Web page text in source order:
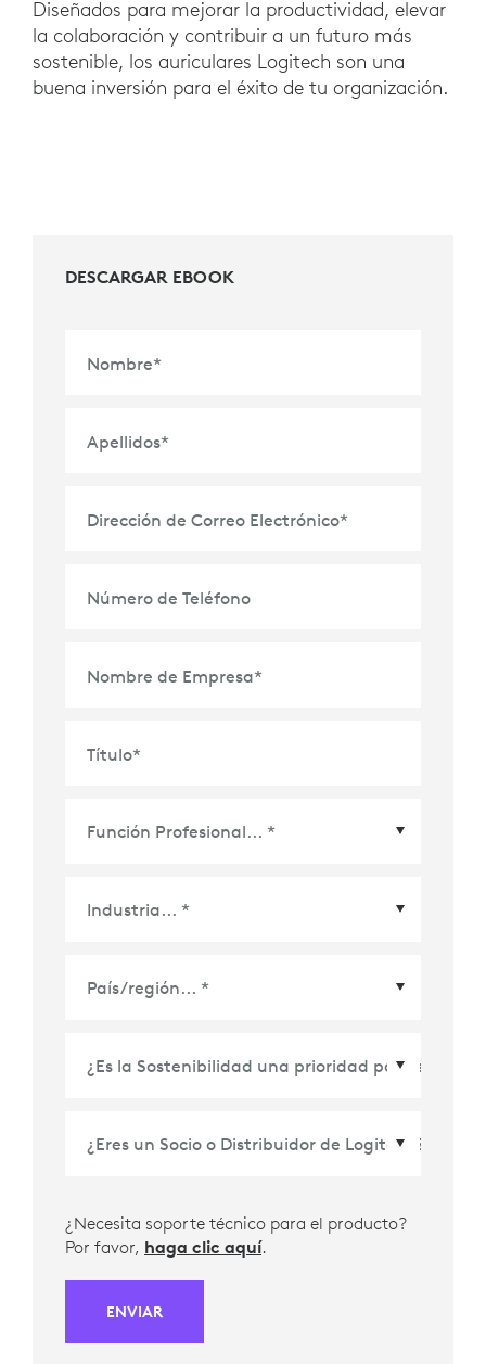
Diseñados para mejorar la productividad, elevar
la colaboración y contribuir a un futuro más
sostenible, los auriculares Logitech son una
buena inversión para el éxito de tu organización.
DESCARGAR EBOOK
Nombre*
Apellidos*
Dirección de Correo Electrónico*
Número de Teléfono
Nombre de Empresa*
Título*
¿Necesita soporte técnico para el producto?
Por favor, haga clic aquí.
ENVIAR